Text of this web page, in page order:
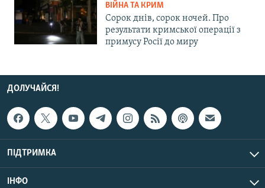
ВІЙНА ТА КРИМ
Сорок днів, сорок ночей. Про
результати кримської операції з
примусу Росії до миру
ДОЛУЧАЙСЯ!
ПІДТРИМКА
ІНФО